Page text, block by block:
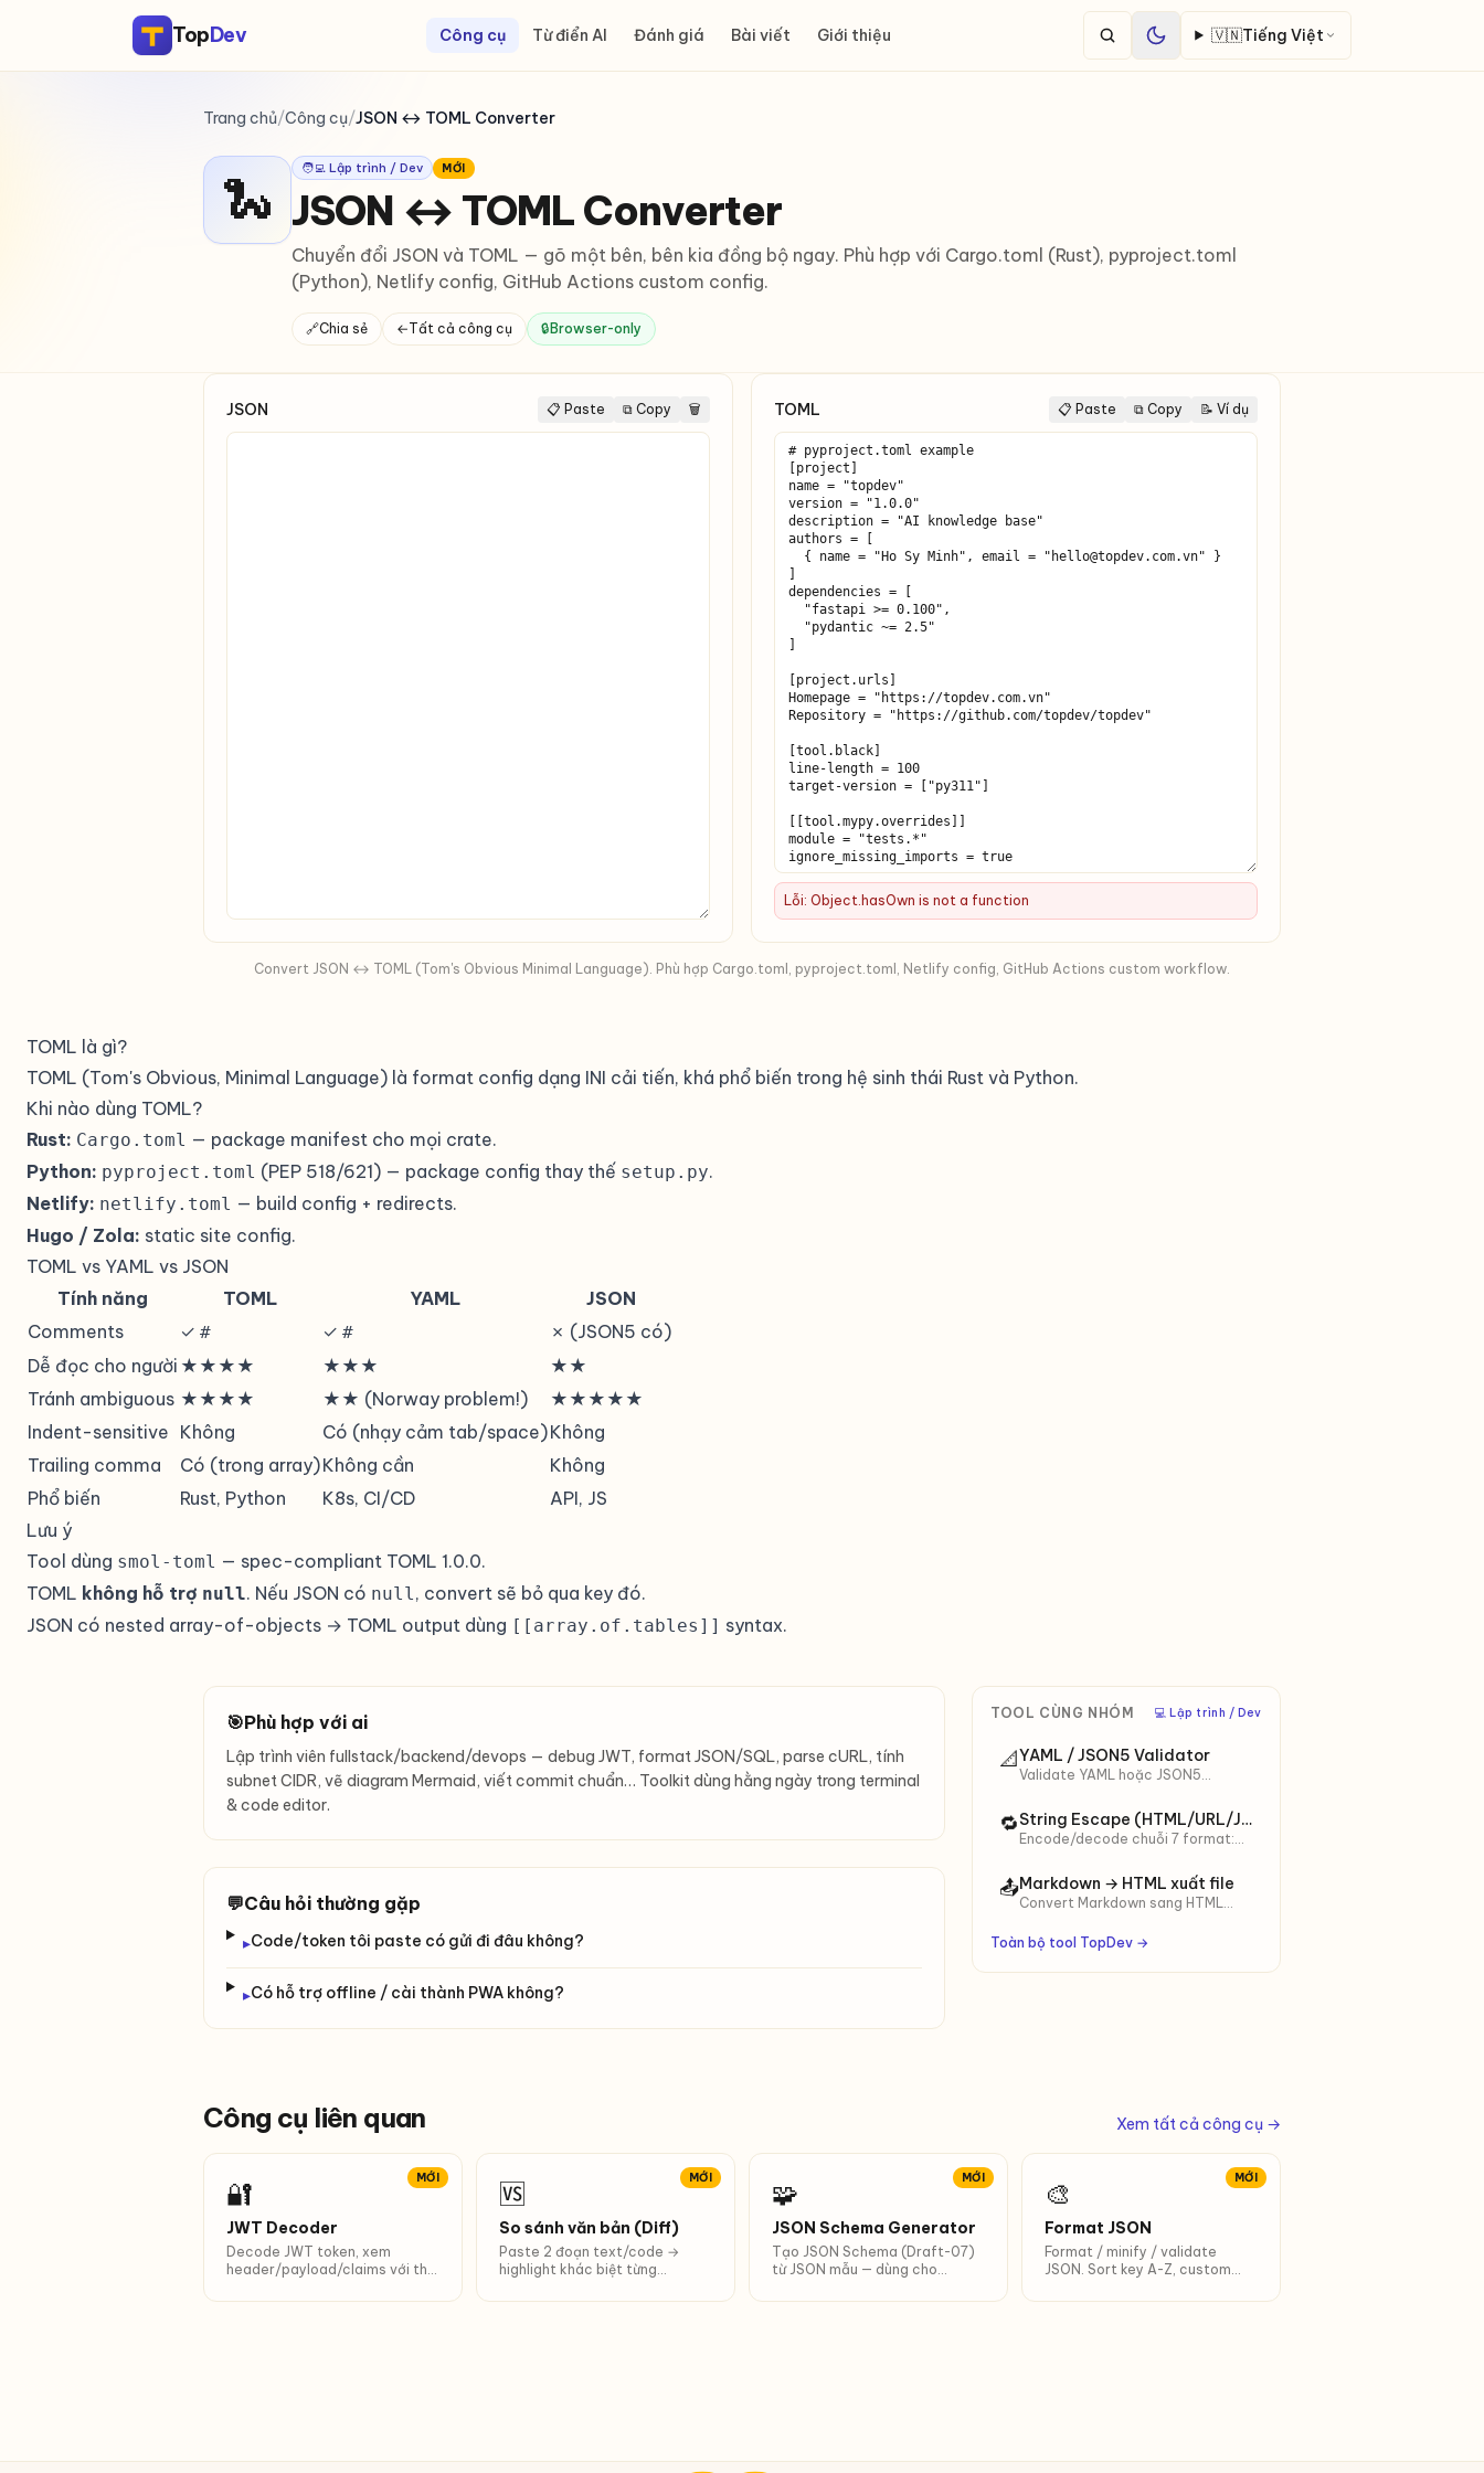
TopDev Công cụ Từ điển AI Đánh giá Bài viết Giới thiệu 🇻🇳Tiếng Việt
Trang chủ/Công cụ/JSON ↔ TOML Converter
🐍 🧑‍💻 Lập trình / Dev MỚI
JSON ↔ TOML Converter
Chuyển đổi JSON và TOML — gõ một bên, bên kia đồng bộ ngay. Phù hợp với Cargo.toml (Rust), pyproject.toml
(Python), Netlify config, GitHub Actions custom config.
🔗Chia sẻ ←Tất cả công cụ 🔒 Browser-only
JSON 📋 Paste ⧉ Copy 🗑 TOML 📋 Paste ⧉ Copy 📝 Ví dụ
Lỗi: Object.hasOwn is not a function
Convert JSON ↔ TOML (Tom's Obvious Minimal Language). Phù hợp Cargo.toml, pyproject.toml, Netlify config, GitHub Actions custom workflow.
TOML là gì?
TOML (Tom's Obvious, Minimal Language) là format config dạng INI cải tiến, khá phổ biến trong hệ sinh thái Rust và Python.
Khi nào dùng TOML?
Rust: Cargo.toml — package manifest cho mọi crate.
Python: pyproject.toml (PEP 518/621) — package config thay thế setup.py.
Netlify: netlify.toml — build config + redirects.
Hugo / Zola: static site config.
TOML vs YAML vs JSON
Tính năng
TOML YAML
JSON
Comments
✓ # ✓ #
✗ (JSON5 có)
Dễ đọc cho người ★★★★ ★★★
★★
Tránh ambiguous ★★★★ ★★ (Norway problem!)
★★★★★
Indent-sensitive Không Có (nhạy cảm tab/space)Không
Trailing comma
Có (trong array)Không cần
Không
Phổ biến
Rust, Python K8s, CI/CD
API, JS
Lưu ý
Tool dùng smol-toml — spec-compliant TOML 1.0.0.
TOML không hỗ trợ null. Nếu JSON có null, convert sẽ bỏ qua key đó.
JSON có nested array-of-objects → TOML output dùng [[array.of.tables]] syntax.
🎯Phù hợp với ai
Lập trình viên fullstack/backend/devops — debug JWT, format JSON/SQL, parse cURL, tính
subnet CIDR, vẽ diagram Mermaid, viết commit chuẩn… Toolkit dùng hằng ngày trong terminal
& code editor.
💬Câu hỏi thường gặp
▸Code/token tôi paste có gửi đi đâu không?
▸Có hỗ trợ offline / cài thành PWA không?
TOOL CÙNG NHÓM ‍💻 Lập trình / Dev
📐YAML / JSON5 Validator
Validate YAML hoặc JSON5
output JSON chuẩn. Phù hợp
GitHub Actions, K8s, tsconfig.
🔁 String Escape (HTML/URL/JS/SQL/Base64)
Encode/decode chuỗi 7 format:
JSON, SQL, Base64, Shell. Đảo
chiều 1 click.
📤Markdown → HTML xuất file
Convert Markdown sang HTML
đăng WordPress. 3 theme CSS
(GitHub, sạch, không CSS) + dark
mode + tải .html.
Toàn bộ tool TopDev →
Công cụ liên quan Xem tất cả công cụ →
MỚI
🔐
JWT Decoder
Decode JWT token, xem
header/payload/claims với thời
MỚI
🆚
So sánh văn bản (Diff)
Paste 2 đoạn text/code →
highlight khác biệt từng
output AI.
MỚI
🧩
JSON Schema Generator
Tạo JSON Schema (Draft-07)
từ JSON mẫu — dùng cho
validate API.
MỚI
🎨
Format JSON
Format / minify / validate
JSON. Sort key A-Z, custom